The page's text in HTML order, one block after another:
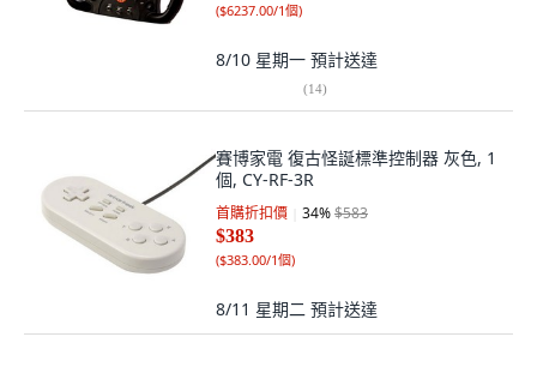
($6237.00/1個)
8/10 星期一 預計送達
(14)
賽博家電 復古怪誕標準控制器 灰色, 1
個, CY-RF-3R
首購折扣價 34%$583
$383
($383.00/1個)
8/11 星期二 預計送達